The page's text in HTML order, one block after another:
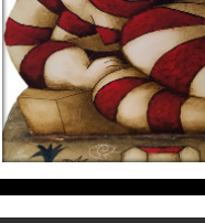
Víctor
1.400